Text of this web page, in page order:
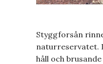
Styggforsån
naturreservatet.
håll och